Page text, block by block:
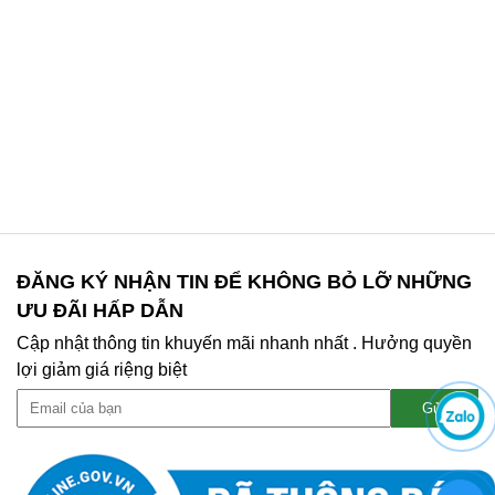
ĐĂNG KÝ NHẬN TIN ĐỂ KHÔNG BỎ LỠ NHỮNG
ƯU ĐÃI HẤP DẪN
Cập nhật thông tin khuyến mãi nhanh nhất . Hưởng quyền
lợi giảm giá riệng biệt